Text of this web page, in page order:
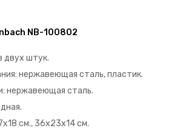
NB-100802
двух штук.
нержавеющая сталь, пластик.
нержавеющая сталь.
см., 36х23х14 см.